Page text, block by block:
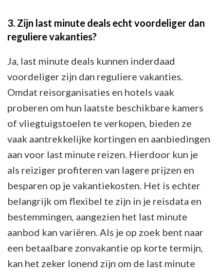
3. Zijn last minute deals echt voordeliger dan
reguliere vakanties?
Ja, last minute deals kunnen inderdaad
voordeliger zijn dan reguliere vakanties.
Omdat reisorganisaties en hotels vaak
proberen om hun laatste beschikbare kamers
of vliegtuigstoelen te verkopen, bieden ze
vaak aantrekkelijke kortingen en aanbiedingen
aan voor last minute reizen. Hierdoor kun je
als reiziger profiteren van lagere prijzen en
besparen op je vakantiekosten. Het is echter
belangrijk om flexibel te zijn in je reisdata en
bestemmingen, aangezien het last minute
aanbod kan variëren. Als je op zoek bent naar
een betaalbare zonvakantie op korte termijn,
kan het zeker lonend zijn om de last minute